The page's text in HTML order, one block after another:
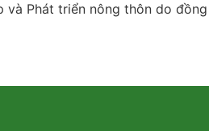
và Phát triển nông thôn do